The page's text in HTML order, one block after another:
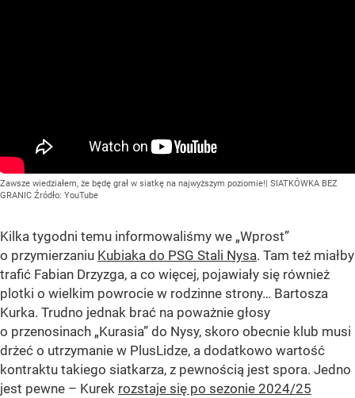
Zawsze wiedziałem, że będę grał w siatkę na najwyższym poziomie!| SIATKÓWKA BEZ
GRANIC Źródło: YouTube
Kilka tygodni temu informowaliśmy we „Wprost”
o przymierzaniu Kubiaka do PSG Stali Nysa. Tam też miałby
trafić Fabian Drzyzga, a co więcej, pojawiały się również
plotki o wielkim powrocie w rodzinne strony… Bartosza
Kurka. Trudno jednak brać na poważnie głosy
o przenosinach „Kurasia” do Nysy, skoro obecnie klub musi
drżeć o utrzymanie w PlusLidze, a dodatkowo wartość
kontraktu takiego siatkarza, z pewnością jest spora. Jedno
jest pewne – Kurek rozstaje się po sezonie 2024/25